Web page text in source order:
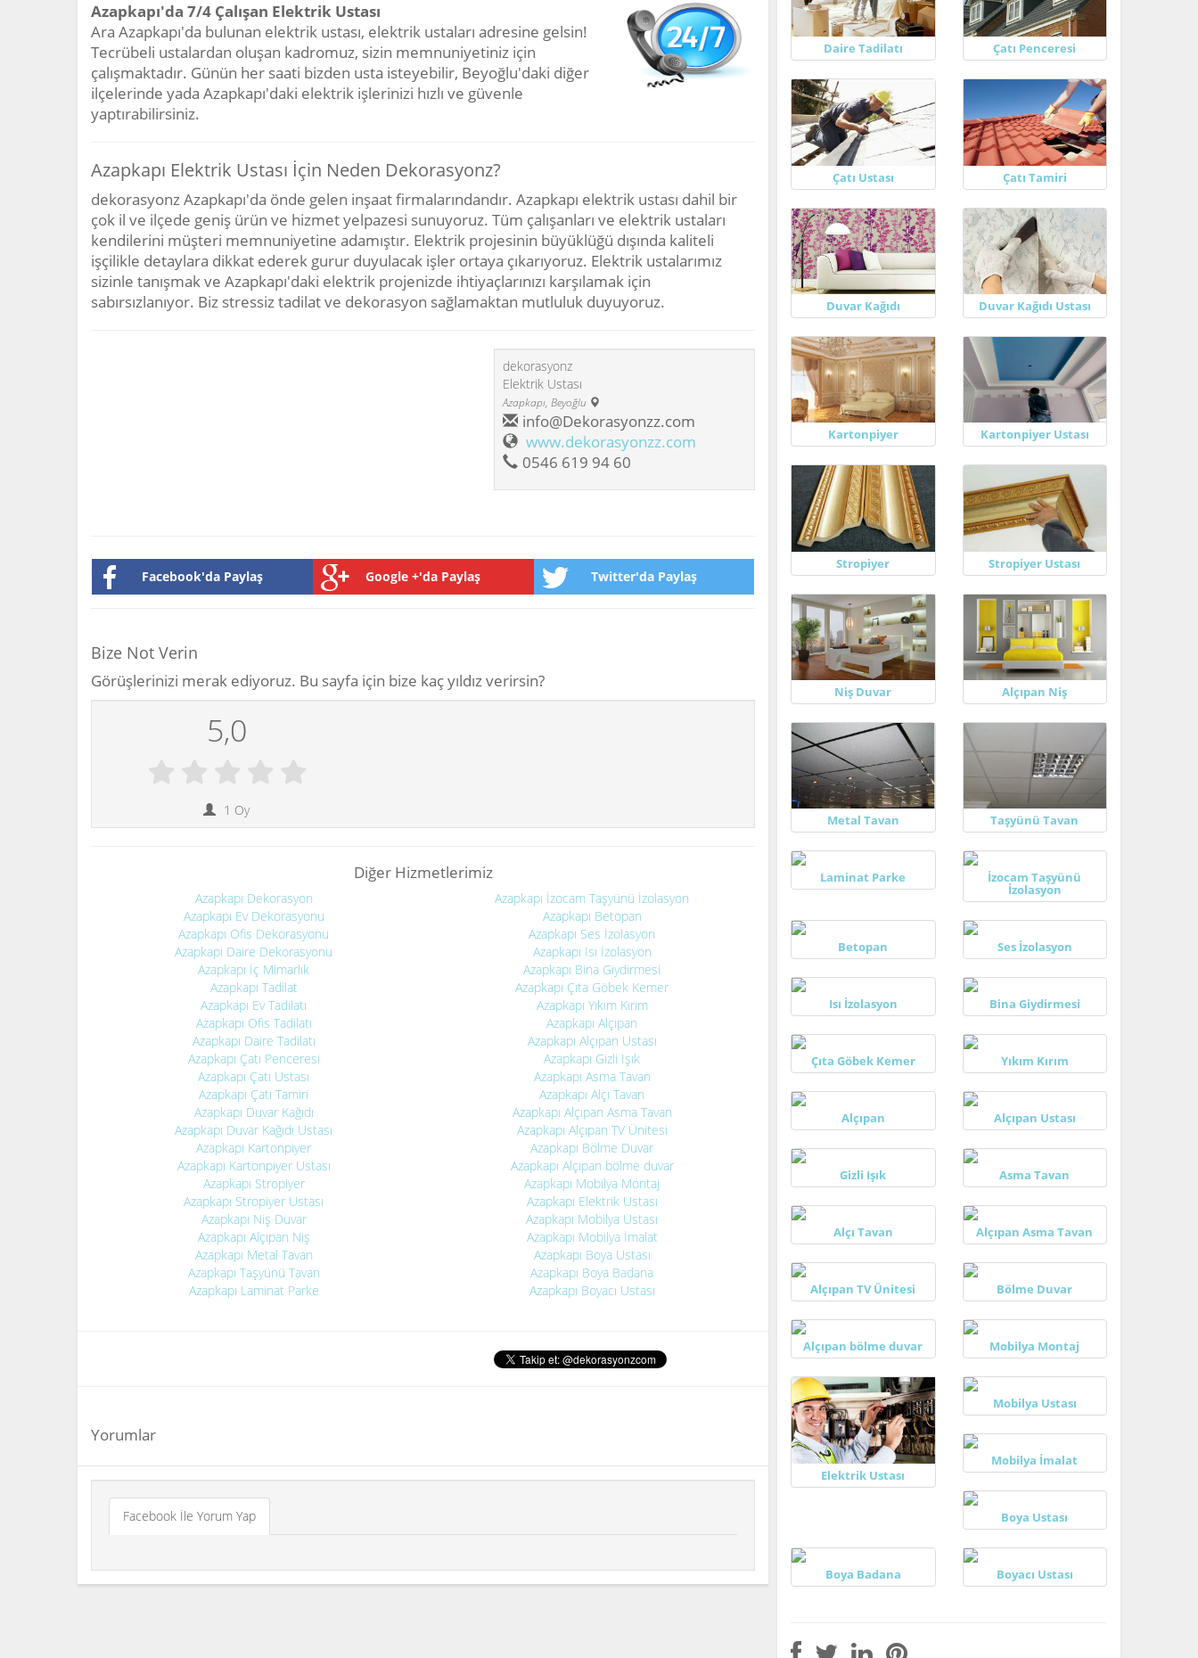
Azapkapı'da 7/4 Çalışan Elektrik Ustası
Ara Azapkapı'da bulunan elektrik ustası, elektrik ustaları adresine gelsin!
Tecrübeli ustalardan oluşan kadromuz, sizin memnuniyetiniz için
çalışmaktadır. Günün her saati bizden usta isteyebilir, Beyoğlu'daki diğer
ilçelerinde yada Azapkapı'daki elektrik işlerinizi hızlı ve güvenle
yaptırabilirsiniz.
Azapkapı Elektrik Ustası İçin Neden Dekorasyonz?
dekorasyonz Azapkapı'da önde gelen inşaat firmalarındandır. Azapkapı elektrik ustası dahil bir
çok il ve ilçede geniş ürün ve hizmet yelpazesi sunuyoruz. Tüm çalışanları ve elektrik ustaları
kendilerini müşteri memnuniyetine adamıştır. Elektrik projesinin büyüklüğü dışında kaliteli
işçilikle detaylara dikkat ederek gurur duyulacak işler ortaya çıkarıyoruz. Elektrik ustalarımız
sizinle tanışmak ve Azapkapı'daki elektrik projenizde ihtiyaçlarınızı karşılamak için
sabırsızlanıyor. Biz stressiz tadilat ve dekorasyon sağlamaktan mutluluk duyuyoruz.
dekorasyonz
Elektrik Ustası
Azapkapı Beyoğlu
info@Dekorasyonzz.com
www.dekorasyonzz.com
0546 619 94 60
Facebook'da Paylaş Google +'da Paylaş Twitter'da Paylaş
Bize Not Verin
Görüşlerinizi merak ediyoruz. Bu sayfa için bize kaç yıldız verirsin?
5,0
1 Oy
Diğer Hizmetlerimiz
Azapkapı Dekorasyon
Azapkapı Ev Dekorasyonu
Azapkapı Ofis Dekorasyonu
Azapkapı Daire Dekorasyonu
Azapkapı İç Mimarlık
Azapkapı Tadilat
Azapkapı Ev Tadilatı
Azapkapı Ofis Tadilatı
Azapkapı Daire Tadilatı
Azapkapı Çatı Penceresi
Azapkapı Çatı Ustası
Azapkapı Çatı Tamiri
Azapkapı Duvar Kağıdı
Azapkapı Duvar Kağıdı Ustası
Azapkapı Kartonpiyer
Azapkapı Kartonpiyer Ustası
Azapkapı Stropiyer
Azapkapı Stropiyer Ustası
Azapkapı Niş Duvar
Azapkapı Alçıpan Niş
Azapkapı Metal Tavan
Azapkapı Taşyünü Tavan
Azapkapı Laminat Parke
Azapkapı İzocam Taşyünü İzolasyon
Azapkapı Betopan
Azapkapı Ses İzolasyon
Azapkapı Isı İzolasyon
Azapkapı Bina Giydirmesi
Azapkapı Çıta Göbek Kemer
Azapkapı Yıkım Kırım
Azapkapı Alçıpan
Azapkapı Alçıpan Ustası
Azapkapı Gizli Işık
Azapkapı Asma Tavan
Azapkapı Alçı Tavan
Azapkapı Alçıpan Asma Tavan
Azapkapı Alçıpan TV Ünitesi
Azapkapı Bölme Duvar
Azapkapı Alçıpan bölme duvar
Azapkapı Mobilya Montaj
Azapkapı Elektrik Ustası
Azapkapı Mobilya Ustası
Azapkapı Mobilya İmalat
Azapkapı Boya Ustası
Azapkapı Boya Badana
Azapkapı Boyacı Ustası
Yorumlar
Facebook İle Yorum Yap
Daire Tadilatı Çatı Penceresi
Çatı Ustası Çatı Tamiri
Duvar Kağıdı Duvar Kağıdı Ustası
Kartonpiyer Kartonpiyer Ustası
Stropiyer Stropiyer Ustası
Niş Duvar Alçıpan Niş
Metal Tavan Taşyünü Tavan
Laminat Parke İzocam Taşyünü
İzolasyon
Betopan Ses İzolasyon
Isı İzolasyon Bina Giydirmesi
Çıta Göbek Kemer Yıkım Kırım
Alçıpan Alçıpan Ustası
Gizli Işık Asma Tavan
Alçı Tavan Alçıpan Asma Tavan
Alçıpan TV Ünitesi Bölme Duvar
Alçıpan bölme duvar Mobilya Montaj
Elektrik Ustası
Mobilya Ustası
Mobilya İmalat
Boya Ustası
Boya Badana Boyacı Ustası